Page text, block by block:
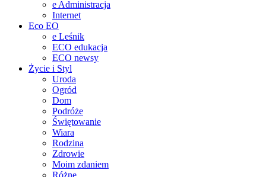
e Administracja
Internet
Eco EO
e Leśnik
ECO edukacja
ECO newsy
Życie i Styl
Uroda
Ogród
Dom
Podróże
Świętowanie
Wiara
Rodzina
Zdrowie
Moim zdaniem
Różne